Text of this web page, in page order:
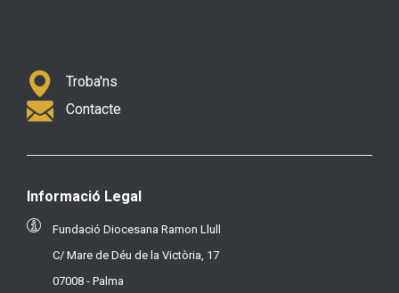
Troba'ns
Contacte
Informació Legal
Fundació Diocesana Ramon Llull
C/ Mare de Déu de la Victòria, 17
07008 - Palma